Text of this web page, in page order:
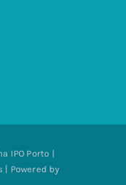
IPO Porto |
| Powered by